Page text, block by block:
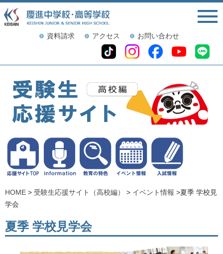
資料請求 アクセス お問い合わせ
HOME > 受験生応援サイト（高校編） > イベント情報 >夏季 学校見
学会
夏季 学校見学会